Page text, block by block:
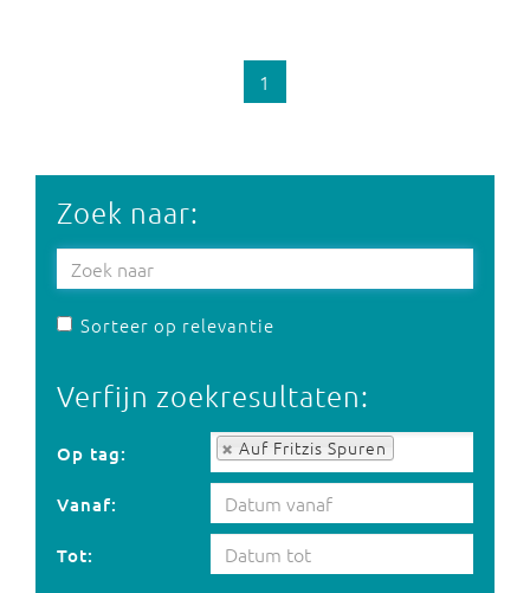
1
Zoek naar:
Sorteer op relevantie
Verfijn zoekresultaten:
Op tag: Auf Fritzis Spuren
Op tag:
Vanaf:
Tot: